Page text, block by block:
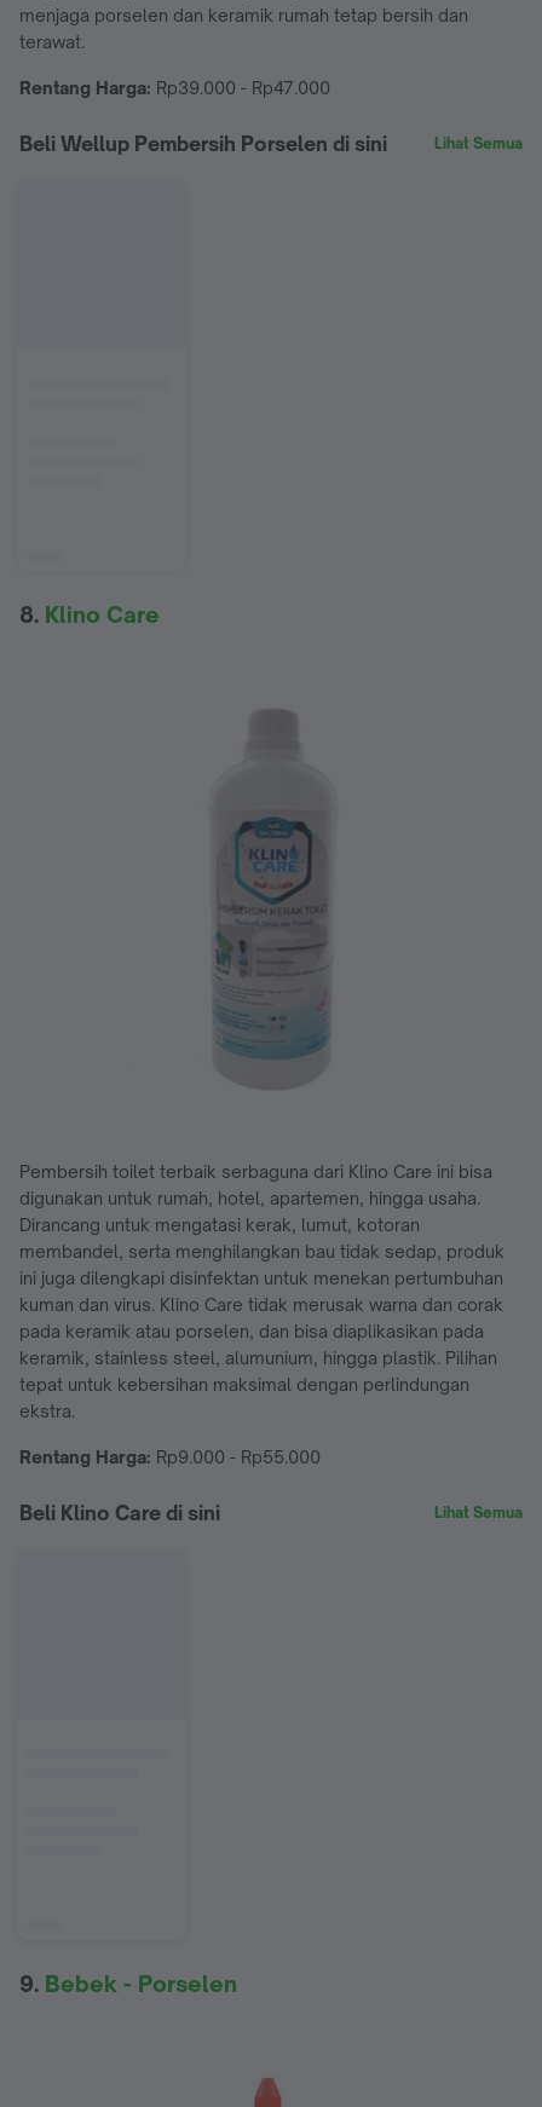
menjaga porselen dan keramik rumah tetap bersih dan
terawat.
Rentang Harga: Rp39.000 - Rp47.000
Beli Wellup Pembersih Porselen di sini Lihat Semua
8. Klino Care
Pembersih toilet terbaik serbaguna dari Klino Care ini bisa
digunakan untuk rumah, hotel, apartemen, hingga usaha.
Dirancang untuk mengatasi kerak, lumut, kotoran
membandel, serta menghilangkan bau tidak sedap, produk
ini juga dilengkapi disinfektan untuk menekan pertumbuhan
kuman dan virus. Klino Care tidak merusak warna dan corak
pada keramik atau porselen, dan bisa diaplikasikan pada
keramik, stainless steel, alumunium, hingga plastik. Pilihan
tepat untuk kebersihan maksimal dengan perlindungan
ekstra.
Rentang Harga: Rp9.000 - Rp55.000
Beli Klino Care di sini Lihat Semua
9. Bebek - Porselen